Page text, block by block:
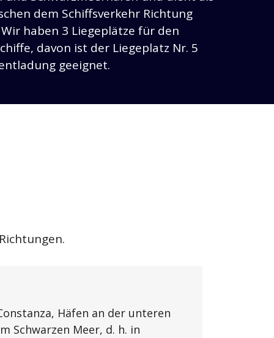
dem Schiffsverkehr Richtung
haben 3 Liegeplätze für den
davon ist der Liegeplatz Nr. 5
geeignet.
Häfen an der unteren
Schwarzen Meer, d. h. in